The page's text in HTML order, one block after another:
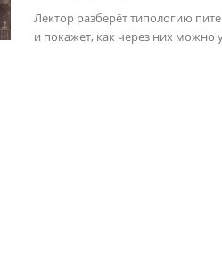
Лектор разберёт типологию
и покажет, как через них можно